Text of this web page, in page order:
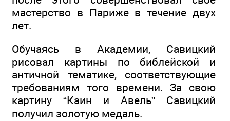
мастерство в Париже в течение двух
лет.
Обучаясь в Академии, Савицкий
рисовал картины по библейской и
античной тематике, соответствующие
требованиям того времени. За свою
картину “Каин и Авель” Савицкий
получил золотую медаль.